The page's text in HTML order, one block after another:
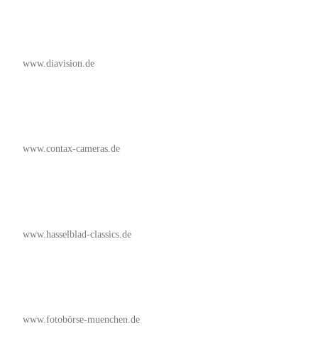
www.diavision.de
www.contax-cameras.de
www.hasselblad-classics.de
www.fotobörse-muenchen.de